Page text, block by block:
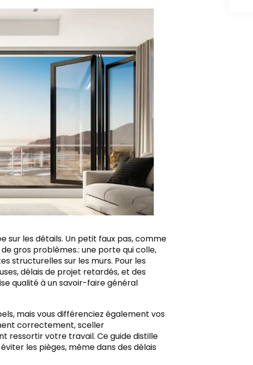
sur les détails. Un petit faux pas, comme
gros problèmes.: une porte qui colle,
structurelles sur les murs. Pour les
délais de projet retardés, et des
qualité à un savoir-faire général
mais vous différenciez également vos
correctement, sceller
ressortir votre travail. Ce guide distille
les pièges, même dans des délais